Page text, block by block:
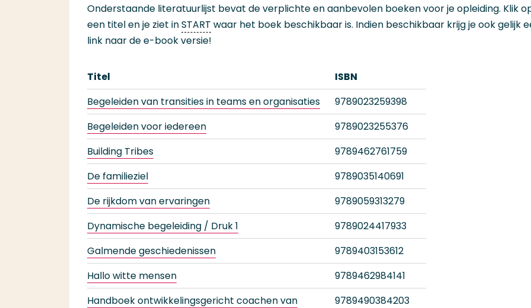
Onderstaande literatuurlijst bevat de verplichte en aanbevolen boeken voor je opleiding. Klik
een titel en je ziet inSTART waar het boek beschikbaar is. Indien beschikbaar krijg je ook gelijk
link naar de e-book versie!
Titel
ISBN
Begeleiden van transities in teams en organisaties
9789023259398
Begeleiden voor iedereen
9789023255376
Building Tribes
9789462761759
De familieziel
9789035140691
De rijkdom van ervaringen
9789059313279
Dynamische begeleiding / Druk 1
9789024417933
Galmende geschiedenissen
9789403153612
Hallo witte mensen
9789462984141
Handboek ontwikkelingsgericht coachen van
9789490384203